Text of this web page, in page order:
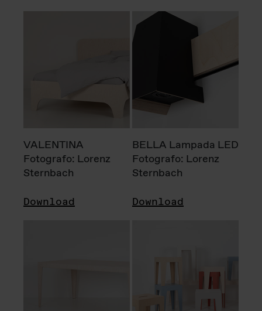
VALENTINA
Fotografo: Lorenz
Sternbach
Download
BELLA Lampada LED
Fotografo: Lorenz
Sternbach
Download